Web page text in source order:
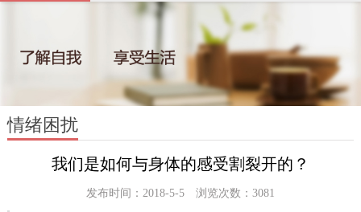
情绪困扰
我们是如何与身体的感受割裂开的？
发布时间：2018-5-5 浏览次数：3081